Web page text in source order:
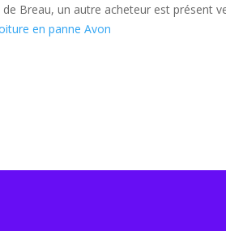
Breau, un autre acheteur est présent
en panne Avon